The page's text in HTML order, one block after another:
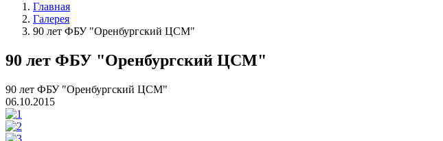
Главная
Галерея
90 лет ФБУ "Оренбургский ЦСМ"
90 лет ФБУ "Оренбургский ЦСМ"
90 лет ФБУ "Оренбургский ЦСМ"
06.10.2015